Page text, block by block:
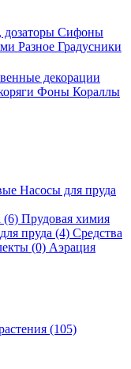
Сифоны
Разное Градусники
декорации
Фоны Кораллы
Насосы для пруда
(6) Прудовая химия
пруда (4) Средства
(0) Аэрация
(105)